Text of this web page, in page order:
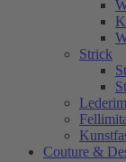
Strick
Couture &